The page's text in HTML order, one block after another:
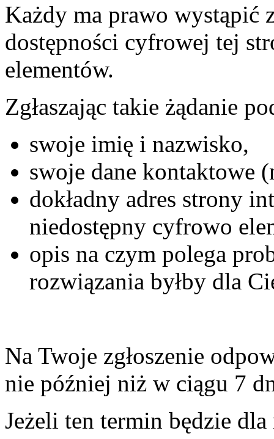
Każdy ma prawo wystąpić
dostępności cyfrowej tej
elementów.
Zgłaszając takie żądanie
swoje imię i nazwisko,
swoje dane kontaktowe
dokładny adres strony
niedostępny cyfrowo
opis na czym polega
rozwiązania byłby dla
Na Twoje zgłoszenie
nie później niż w ciągu 7
Jeżeli ten termin będzie